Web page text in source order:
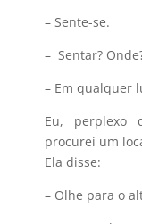
– Sente-se.
– Sentar?
– Em qualquer
Eu, perplexo
procurei um
Ela disse:
– Olhe para o